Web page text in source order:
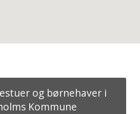
og børnehaver i
Kommune